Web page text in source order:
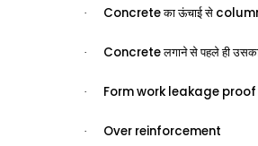
· Concreteका ऊंचाई से
· Concreteलगाने से पहले ही
· Formwork leakage proof
· Over reinforcement